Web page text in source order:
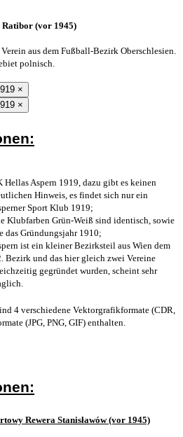
Ratibor (vor 1945)
aus dem Fußball-Bezirk Oberschlesien.
polnisch.
×
×
Hellas Aspern 1919, dazu gibt es keinen
Hinweis, es findet sich nur ein
Sport Klub 1919;
Klubfarben Grün-Weiß sind identisch, sowie
das Gründungsjahr 1910;
ist ein kleiner Bezirksteil aus Wien dem
Bezirk und das hier gleich zwei Vereine
gegründet wurden, scheint sehr
4 verschiedene Vektorgrafikformate (CDR,
(JPG, PNG, GIF) enthalten.
Rewera Stanisławów (vor 1945)